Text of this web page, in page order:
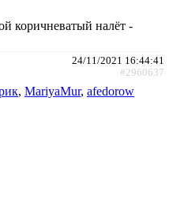
коричневатый налёт -
24/11/2021 16:44:41
#2960637
, MariyaMur, afedorow